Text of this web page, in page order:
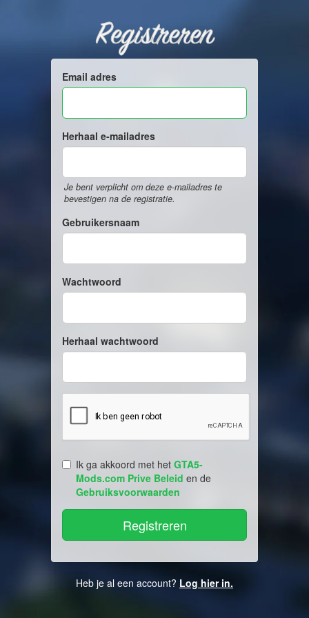
Registreren
Email adres
Herhaal e-mailadres
Je bent verplicht om deze e-mailadres te
bevestigen na de registratie.
Gebruikersnaam
Wachtwoord
Herhaal wachtwoord
Ik ga akkoord met het GTA5-
Mods.com Prive Beleid en de
Gebruiksvoorwaarden
Heb je al een account? Log hier in.